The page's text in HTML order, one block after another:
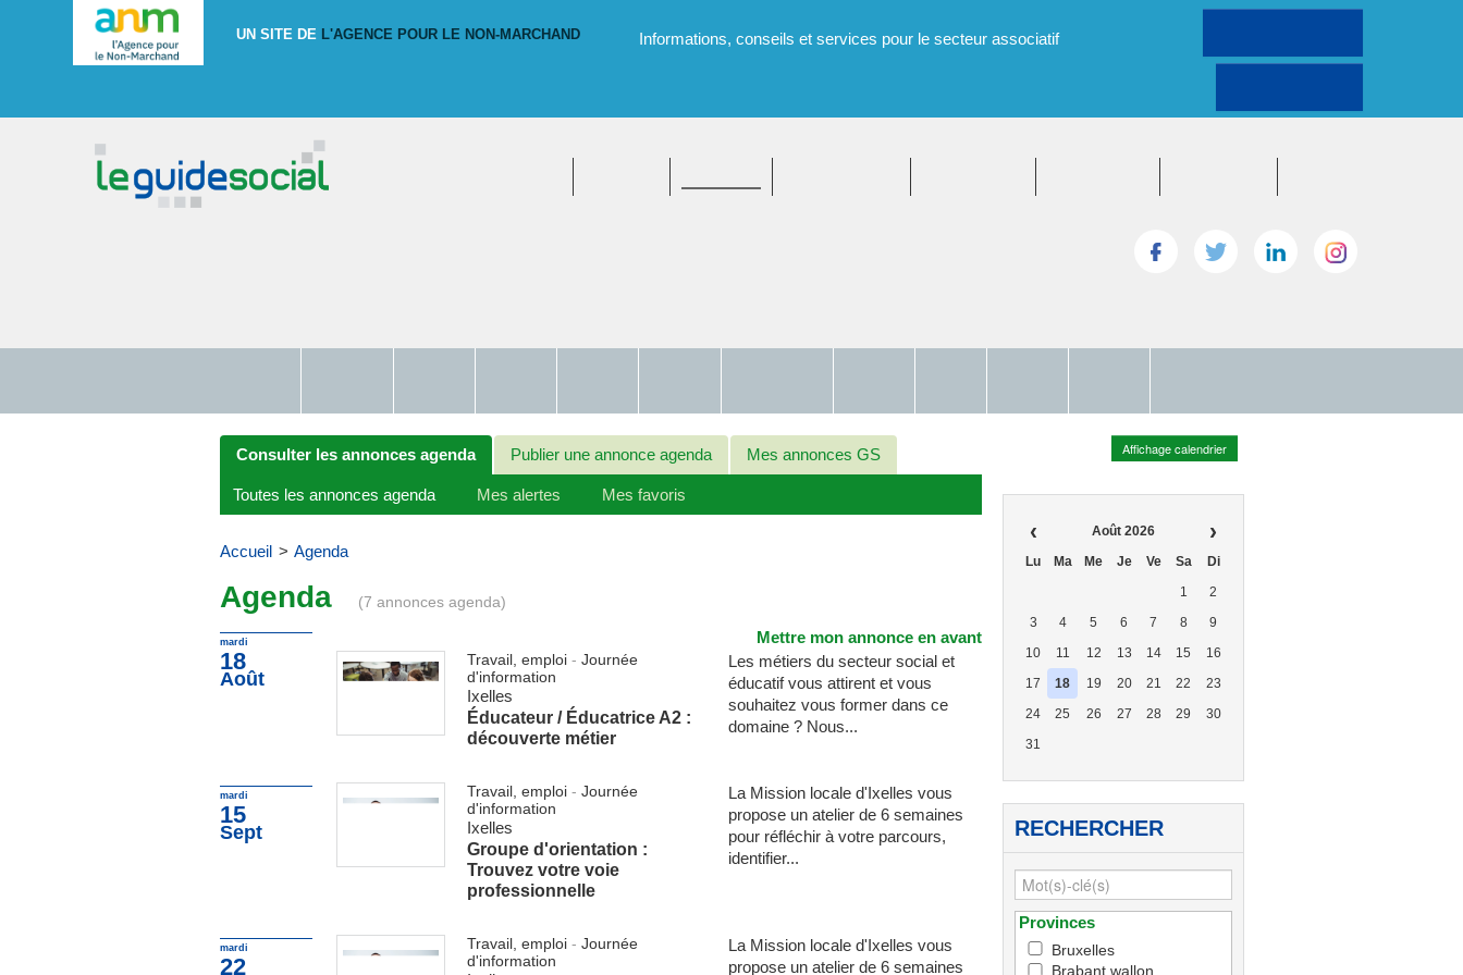
UN SITE DE L'AGENCE POUR LE NON-MARCHAND Informations, conseils et services pour le secteur associatif
Annuaire Emploi Agenda Formations Annonces Bénévolat Etudiants Forum
Consulter les annonces agenda Publier une annonce agenda Mes annonces GS
Toutes les annonces agenda Mes alertes Mes favoris
Accueil > Agenda
Agenda (7 annonces agenda)
Mettre mon annonce en avant
mardi
18
Août
Travail, emploi - Journée
d'information
Ixelles
Éducateur / Éducatrice A2 :
découverte métier
Les métiers du secteur social et
éducatif vous attirent et vous
souhaitez vous former dans ce
domaine ? Nous...
mardi
15
Sept
Travail, emploi - Journée
d'information
Ixelles
Groupe d'orientation :
Trouvez votre voie
professionnelle
La Mission locale d'Ixelles vous
propose un atelier de 6 semaines
pour réfléchir à votre parcours,
identifier...
mardi
22
Travail, emploi - Journée
d'information
La Mission locale d'Ixelles vous
propose un atelier de 6 semaines
Affichage calendrier
‹ Août 2026 ›
Lu Ma Me Je Ve Sa
Di
1
2
3
4 5 6 7 8
9
10
11 12 13 14 15
16
17
18 19 20 21 22
23
24
25 26 27 28 29
30
31
RECHERCHER
Provinces
Bruxelles
Brabant wallon